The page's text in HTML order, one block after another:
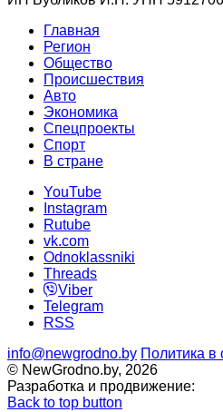
Главная
Регион
Общество
Происшествия
Авто
Экономика
Спецпроекты
Cпорт
В стране
YouTube
Instagram
Rutube
vk.com
Odnoklassniki
Threads
Viber
Telegram
RSS
info@newgrodno.by Политика
© NewGrodno.by, 2026
Разработка и продвижение:
Back to top button